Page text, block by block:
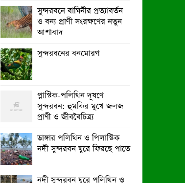
পাইকগাছায় জুলাই উদযাপন উপলক্ষে
বিএনপির আনন্দ মিছিল ও সমাবেশ
সুন্দরবনে বাঘিনীর প্রত্যাবর্তন
ও বন্য প্রাণী সংরক্ষণের নতুন
আশাবাদ
সুন্দরবনের বনমোরগ
প্লাস্টিক-পলিথিন দূষণে
সুন্দরবন: হুমকির মুখে জলজ
প্রাণী ও জীববৈচিত্র্য
ডাঙ্গার পলিথিন ও পিলাস্টিক
নদী সুন্দরবন ঘুরে ফিরছে পাতে
নদী সুন্দরবন ঘুরে পলিথিন ও